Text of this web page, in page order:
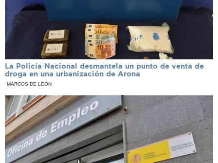
La Policía Nacional desmantela un punto de venta de
droga en una urbanización de Arona
MARCOS DE LEÓN